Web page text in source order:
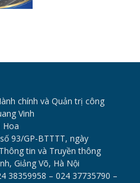
chính và Quản trị công
Vinh
Hoa
93/GP-BTTTT, ngày
tin và Truyền thông
Giảng Võ, Hà Nội
38359958 – 024 37735790 –